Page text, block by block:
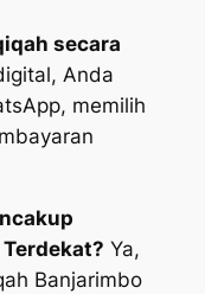
secara
Anda
memilih
Ya,
Banjarimbo